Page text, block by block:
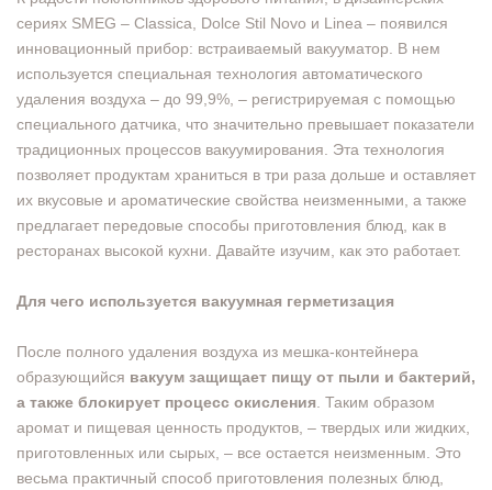
сериях SMEG – Classica, Dolce Stil Novo и Linea – появился
инновационный прибор: встраиваемый вакууматор. В нем
используется специальная технология автоматического
удаления воздуха – до 99,9%, – регистрируемая с помощью
специального датчика, что значительно превышает показатели
традиционных процессов вакуумирования. Эта технология
позволяет продуктам храниться в три раза дольше и оставляет
их вкусовые и ароматические свойства неизменными, а также
предлагает передовые способы приготовления блюд, как в
ресторанах высокой кухни. Давайте изучим, как это работает.
Для чего используется вакуумная герметизация
После полного удаления воздуха из мешка-контейнера
образующийся вакуум защищает пищу от пыли и бактерий,
а также блокирует процесс окисления . Таким образом
аромат и пищевая ценность продуктов, – твердых или жидких,
приготовленных или сырых, – все остается неизменным. Это
весьма практичный способ приготовления полезных блюд,